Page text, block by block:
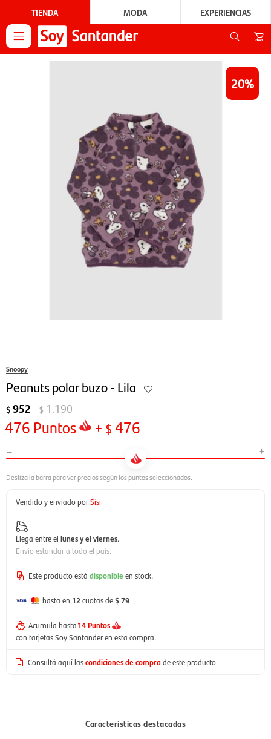
TIENDA MODA EXPERIENCIAS

20
Snoopy
Peanuts polar buzo - Lila
$ 952 $1.190
476 Puntos + $ 476
- +
Vendido y enviado porSisi
Llega entre el lunes y el viernes.
Envío estándar a todo el país.
Este producto está disponible en stock.
hasta en 12cuotas de$ 79
Acumula hasta14 Puntos
con tarjetas Soy Santander en esta compra.
Consultá aquí lascondiciones de comprade este producto
Características destacadas